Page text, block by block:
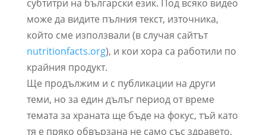
субтитри на български език. Под всяко видео
може да видите пълния текст, източника,
който сме използвали (в случая сайтът
nutritionfacts.org), и кои хора са работили по
крайния продукт.
Ще продължим и с публикации на други
теми, но за един дълъг период от време
темата за храната ще бъде на фокус, тъй като
тя е пряко обвързана не само със здравето,